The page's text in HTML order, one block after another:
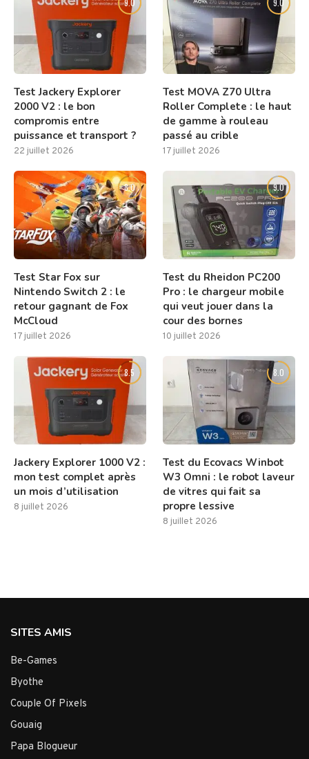
Test Jackery Explorer
2000 V2 : le bon
compromis entre
puissance et transport ?
22 juillet 2026
Test MOVA Z70 Ultra
Roller Complete : le haut
de gamme à rouleau
passé au crible
17 juillet 2026
8.0
Test Star Fox sur
Nintendo Switch 2 : le
retour gagnant de Fox
McCloud
17 juillet 2026
9.0
Test du Rheidon PC200
Pro : le chargeur mobile
qui veut jouer dans la
cour des bornes
10 juillet 2026
8.5
Jackery Explorer 1000 V2 :
mon test complet après
un mois d’utilisation
8 juillet 2026
8.0
Test du Ecovacs Winbot
W3 Omni : le robot laveur
de vitres qui fait sa
propre lessive
8 juillet 2026
SITES AMIS
Be-Games
Byothe
Couple Of Pixels
Gouaig
Papa Blogueur